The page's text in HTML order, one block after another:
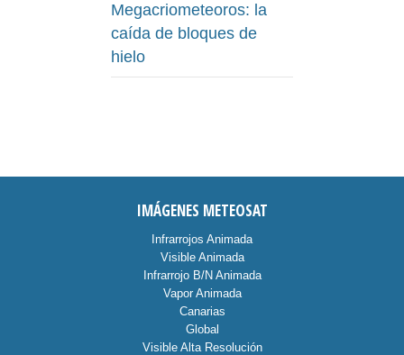
Megacriometeoros: la
caída de bloques de
hielo
IMÁGENES METEOSAT
Infrarrojos Animada
Visible Animada
Infrarrojo B/N Animada
Vapor Animada
Canarias
Global
Visible Alta Resolución